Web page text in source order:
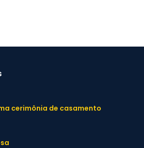
cerimônia de casamento